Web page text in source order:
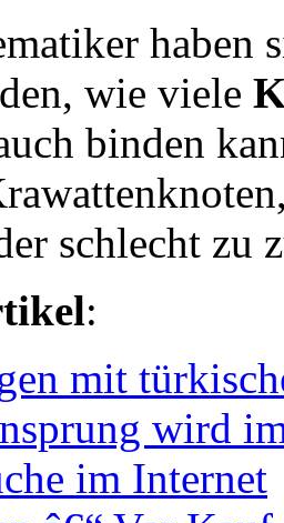
haben
wie viele
binden
schlecht zu
:
mit
wird
im Internet